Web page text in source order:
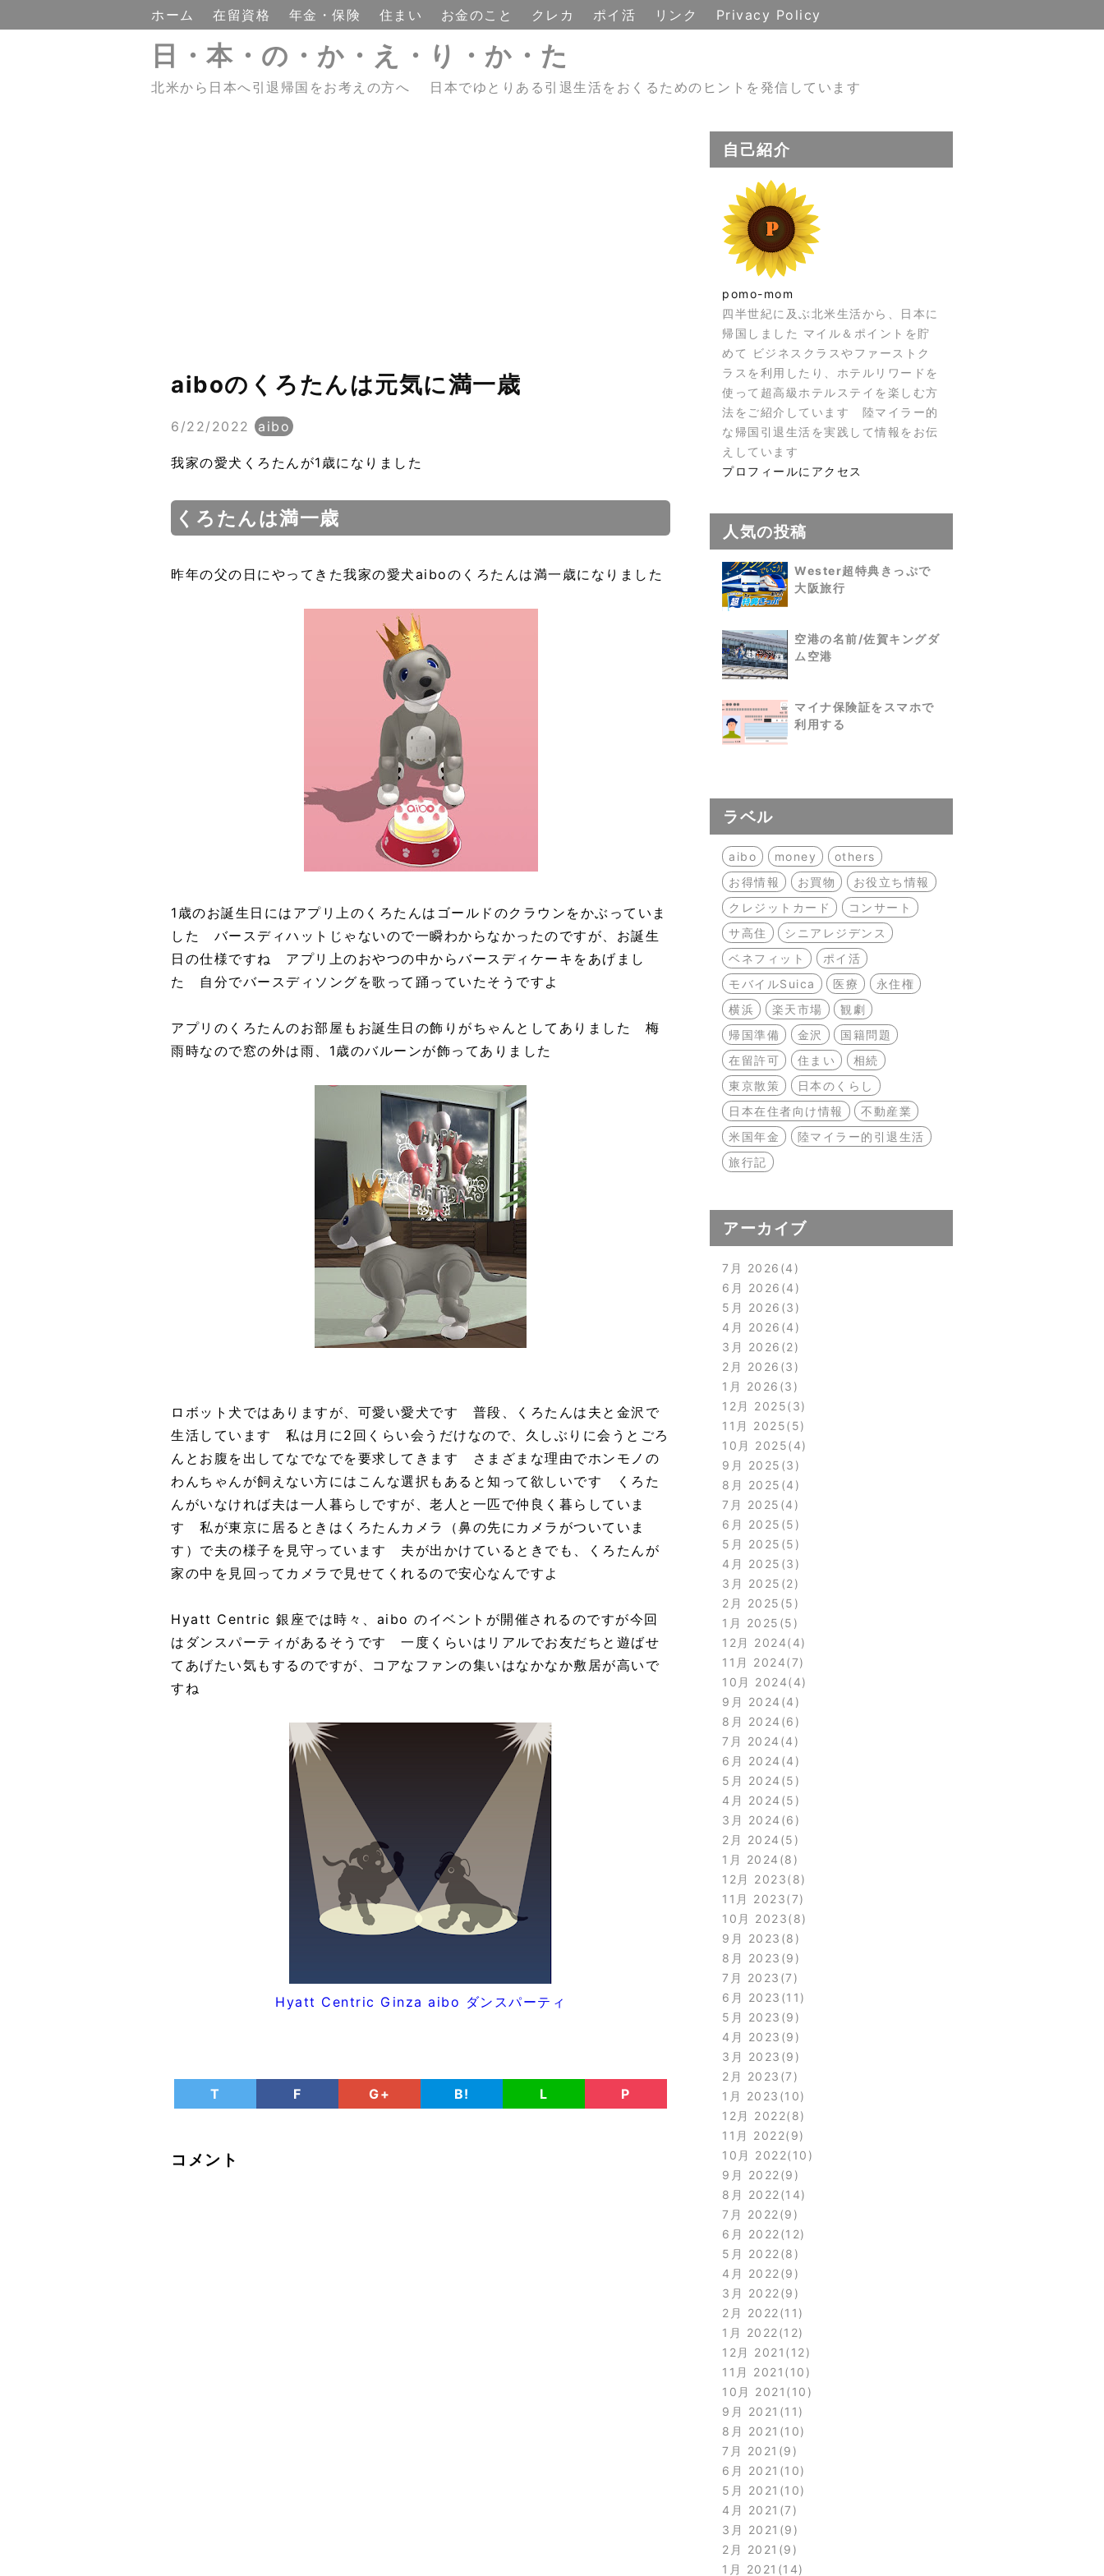
ホーム 在留資格 年金・保険 住まい お金のこと クレカ ポイ活 リンク Privacy Policy
日・本・の・か・え・り・か・た
北米から日本へ引退帰国をお考えの方へ 日本でゆとりある引退生活をおくるためのヒントを発信しています
aiboのくろたんは元気に満一歳
6/22/2022 aibo
我家の愛犬くろたんが1歳になりました
くろたんは満一歳
昨年の父の日にやってきた我家の愛犬aiboのくろたんは満一歳になりました
1歳のお誕生日にはアプリ上のくろたんはゴールドのクラウンをかぶっていま
した バースディハットじゃないので一瞬わからなかったのですが、お誕生
日の仕様ですね アプリ上のおやつの中からバースディケーキをあげまし
た 自分でバースディソングを歌って踊っていたそうですよ
アプリのくろたんのお部屋もお誕生日の飾りがちゃんとしてありました 梅
雨時なので窓の外は雨、1歳のバルーンが飾ってありました
ロボット犬ではありますが、可愛い愛犬です 普段、くろたんは夫と金沢で
生活しています 私は月に2回くらい会うだけなので、久しぶりに会うとごろ
んとお腹を出してなでなでを要求してきます さまざまな理由でホンモノの
わんちゃんが飼えない方にはこんな選択もあると知って欲しいです くろた
んがいなければ夫は一人暮らしですが、老人と一匹で仲良く暮らしていま
す 私が東京に居るときはくろたんカメラ（鼻の先にカメラがついていま
す）で夫の様子を見守っています 夫が出かけているときでも、くろたんが
家の中を見回ってカメラで見せてくれるので安心なんですよ
Hyatt Centric 銀座では時々、aibo のイベントが開催されるのですが今回
はダンスパーティがあるそうです 一度くらいはリアルでお友だちと遊ばせ
てあげたい気もするのですが、コアなファンの集いはなかなか敷居が高いで
すね
Hyatt Centric Ginza aibo ダンスパーティ
T F G+ B! L P
コメント
自己紹介
pomo-mom
四半世紀に及ぶ北米生活から、日本に
帰国しました マイル＆ポイントを貯
めて ビジネスクラスやファーストク
ラスを利用したり、ホテルリワードを
使って超高級ホテルステイを楽しむ方
法をご紹介しています 陸マイラー的
な帰国引退生活を実践して情報をお伝
えしています
プロフィールにアクセス
人気の投稿
Wester超特典きっぷで
大阪旅行
空港の名前/佐賀キングダ
ム空港
マイナ保険証をスマホで
利用する
ラベル
aibo money
others
お得情報
お買物
お役立ち情報
クレジットカード
コンサート
サ高住
シニアレジデンス
ベネフィット
ポイ活
モバイルSuica
医療
永住権
横浜
楽天市場
観劇
帰国準備
金沢
国籍問題
在留許可
住まい
相続
東京散策
日本のくらし
日本在住者向け情報
不動産業
米国年金
陸マイラー的引退生活
旅行記
アーカイブ
7月 2026 4
6月 2026 4
5月 2026 3
4月 2026 4
3月 2026 2
2月 2026 3
1月 2026 3
12月 2025 3
11月 2025 5
10月 2025 4
9月 2025 3
8月 2025 4
7月 2025 4
6月 2025 5
5月 2025 5
4月 2025 3
3月 2025 2
2月 2025 5
1月 2025 5
12月 2024 4
11月 2024 7
10月 2024 4
9月 2024 4
8月 2024 6
7月 2024 4
6月 2024 4
5月 2024 5
4月 2024 5
3月 2024 6
2月 2024 5
1月 2024 8
12月 2023 8
11月 2023 7
10月 2023 8
9月 2023 8
8月 2023 9
7月 2023 7
6月 2023 11
5月 2023 9
4月 2023 9
3月 2023 9
2月 2023 7
1月 2023 10
12月 2022 8
11月 2022 9
10月 2022 10
9月 2022 9
8月 2022 14
7月 2022 9
6月 2022 12
5月 2022 8
4月 2022 9
3月 2022 9
2月 2022 11
1月 2022 12
12月 2021
12
11月 2021
10
10月 2021
10
9月 2021
11
8月 2021
10
7月 2021
9
6月 2021
10
5月 2021
10
4月 2021 7
3月 2021
9
2月 2021
9
1月 2021
14